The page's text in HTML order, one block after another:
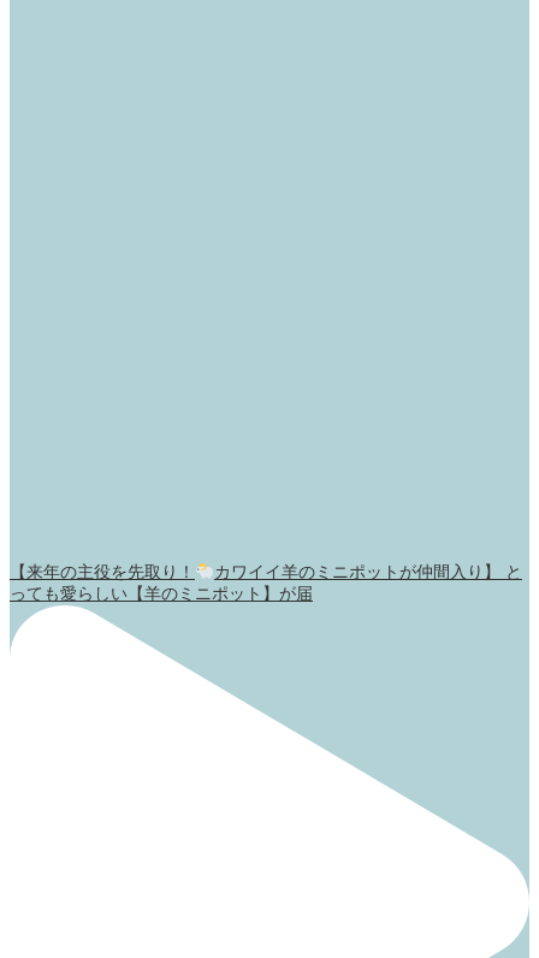
【来年の主役を先取り！
カワイイ羊のミニポットが仲間入り】 と
っても愛らしい【羊のミニポット】が届